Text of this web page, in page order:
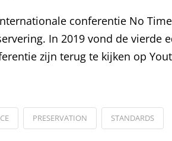
conferentie No
In 2019 vond de vierde
zijn terug te kijken op
PRESERVATION STANDARDS